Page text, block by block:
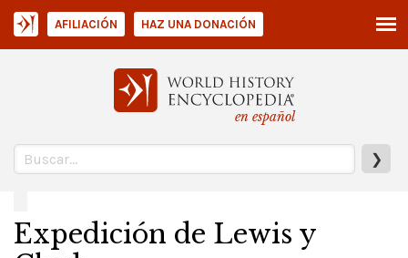
en español
❯
AFILIACIÓN HAZ UNA DONACIÓN
Expedición de Lewis y